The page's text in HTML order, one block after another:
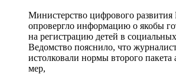
Министерство цифрового
опровергло информацию о якобы
на регистрацию детей в
Ведомство пояснило, что
истолковали нормы второго
мер,